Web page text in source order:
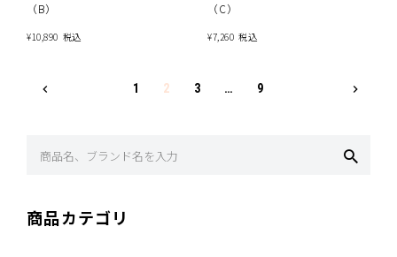
（B）
¥10,890 税込
（C）
¥7,260 税込
1 2 3 … 9
商品カテゴリ